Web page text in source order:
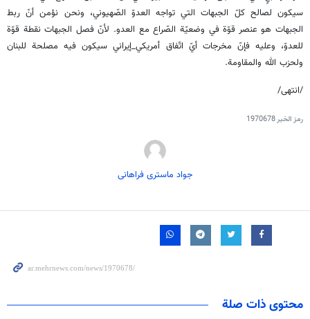
سيكون لصالح كلّ الجبهات التي تواجه العدوّ الصّهيوني، ونحن نؤمن أنّ ربط
الجبهات هو عنصر قوّة في وضعيّة الصّراع مع العدو. لأنّ فصل الجبهات نقطة قوّة
للعدوّ، وعليه فإنّ مخرجات أيّ اتّفاق أمريكي_إيراني سيكون فيه مصلحة للبنان
ولحزب الله والمقاومة.
/انتهى/
رمز الخبر1970678
جواد ماستری فراهانی
محتوى ذات صلة